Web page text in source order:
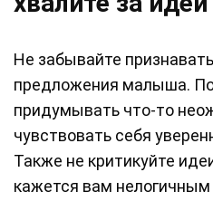
Не забывайте
предложения малыша.
придумывать что-то
чувствовать себя
Также не критикуйте
кажется вам